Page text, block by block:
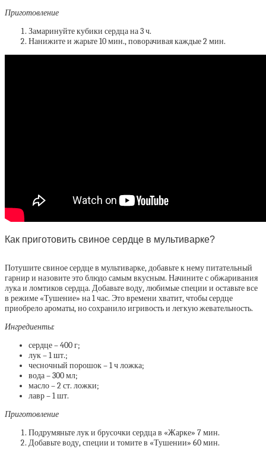
Приготовление
Замаринуйте кубики сердца на 3 ч.
Нанижите и жарьте 10 мин., поворачивая каждые 2 мин.
Как приготовить свиное сердце в мультиварке?
Потушите свиное сердце в мультиварке, добавьте к нему питательный
гарнир и назовите это блюдо самым вкусным. Начините с обжаривания
лука и ломтиков сердца. Добавьте воду, любимые специи и оставьте все
в режиме «Тушение» на 1 час. Это времени хватит, чтобы сердце
приобрело ароматы, но сохранило игривость и легкую жевательность.
Ингредиенты:
сердце – 400 г;
лук – 1 шт.;
чесночный порошок – 1 ч ложка;
вода – 300 мл;
масло – 2 ст. ложки;
лавр – 1 шт.
Приготовление
Подрумяньте лук и брусочки сердца в «Жарке» 7 мин.
Добавьте воду, специи и томите в «Тушении» 60 мин.